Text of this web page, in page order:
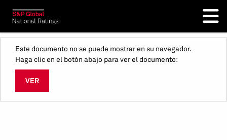
Este documento no se puede mostrar en su navegador.
Haga clic en el botón abajo para ver el documento:
VER